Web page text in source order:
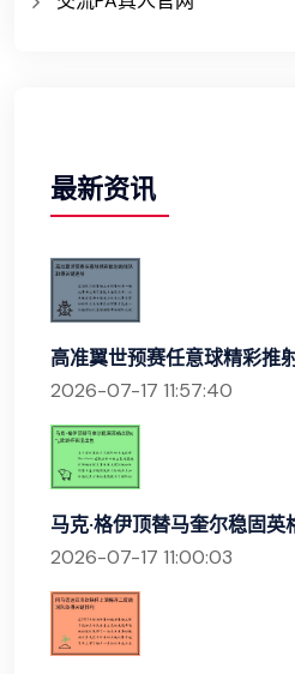
最新资讯
高准翼世预赛任意球精彩推
2026-07-17 11:57:40
马克·格伊顶替马奎尔稳固
2026-07-17 11:00:03